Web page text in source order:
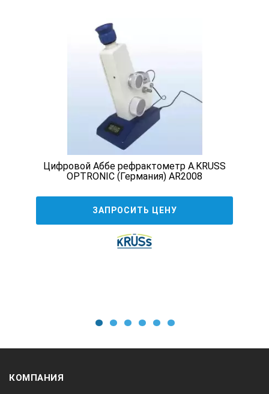
Цифровой Аббе рефрактометр A.KRUSS
OPTRONIC (Германия) AR2008
ЗАПРОСИТЬ ЦЕНУ
КОМПАНИЯ